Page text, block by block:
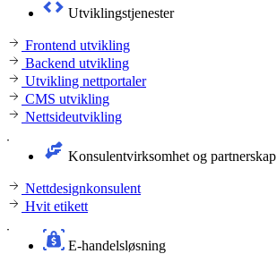
Utviklingstjenester
Frontend utvikling
Backend utvikling
Utvikling nettportaler
CMS utvikling
Nettsideutvikling
Konsulentvirksomhet og partnerskap
Nettdesignkonsulent
Hvit etikett
E-handelsløsning